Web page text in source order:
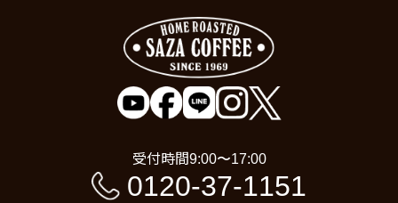
受付時間9:00〜17:00
0120-37-1151